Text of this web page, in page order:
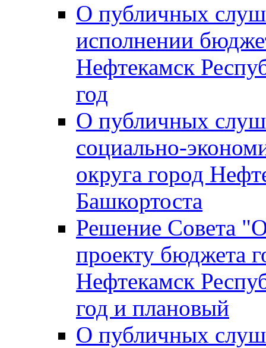
О публичных
исполнении
Нефтекамск
год
О публичных
социально-
округа город
Башкортоста
Решение Совета
проекту бюджета
Нефтекамск
год и плановый
О публичных